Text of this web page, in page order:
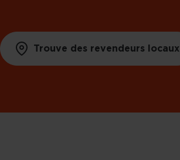
Trouve des revendeurs locaux